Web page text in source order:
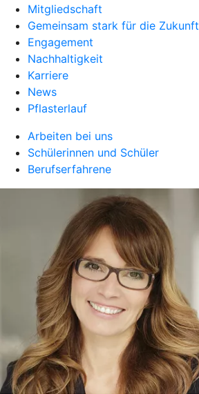
Mitgliedschaft
Gemeinsam stark für die Zukunft
Engagement
Nachhaltigkeit
Karriere
News
Pflasterlauf
Arbeiten bei uns
Schülerinnen und Schüler
Berufserfahrene